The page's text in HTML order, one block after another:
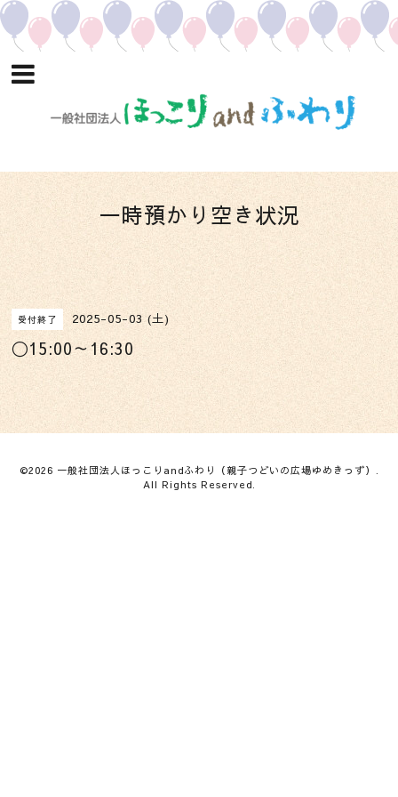
一時預かり空き状況
受付終了 2025-05-03 (土)
〇15:00～16:30
©2026 一般社団法人ほっこりandふわり（親子つどいの広場ゆめきっず）
All Rights Reserved.